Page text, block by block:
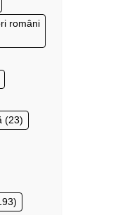
români
(23)